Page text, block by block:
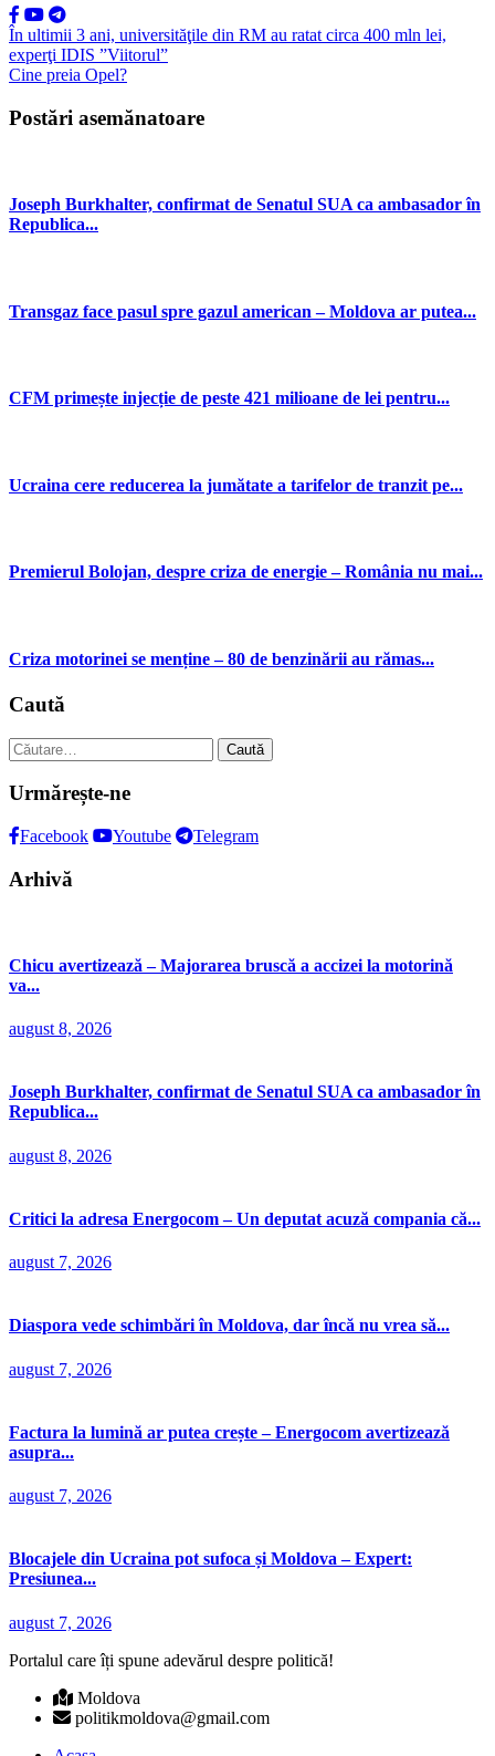
În ultimii 3 ani, universităţile din RM au ratat circa 400 mln lei,
experţi IDIS ”Viitorul”
Cine preia Opel?
Postări asemănatoare
Joseph Burkhalter, confirmat de Senatul SUA ca ambasador în
Republica...
Transgaz face pasul spre gazul american – Moldova ar putea...
CFM primește injecție de peste 421 milioane de lei pentru...
Ucraina cere reducerea la jumătate a tarifelor de tranzit pe...
Premierul Bolojan, despre criza de energie – România nu mai...
Criza motorinei se menține – 80 de benzinării au rămas...
Caută
Caută
după:
Urmărește-ne
Facebook Youtube Telegram
Arhivă
Chicu avertizează – Majorarea bruscă a accizei la motorină
va...
august 8, 2026
Joseph Burkhalter, confirmat de Senatul SUA ca ambasador în
Republica...
august 8, 2026
Critici la adresa Energocom – Un deputat acuză compania că...
august 7, 2026
Diaspora vede schimbări în Moldova, dar încă nu vrea să...
august 7, 2026
Factura la lumină ar putea crește – Energocom avertizează
asupra...
august 7, 2026
Blocajele din Ucraina pot sufoca și Moldova – Expert:
Presiunea...
august 7, 2026
Portalul care îți spune adevărul despre politică!
Moldova
politikmoldova@gmail.com